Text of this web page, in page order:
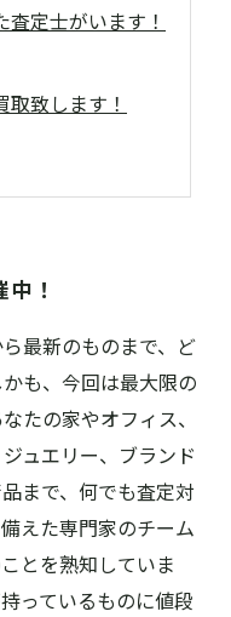
定士がいます！
致します！
！
最新のものまで、ど
も、今回は最大限の
たの家やオフィス、
ュエリー、ブランド
まで、何でも査定対
えた専門家のチーム
とを熟知していま
っているものに値段